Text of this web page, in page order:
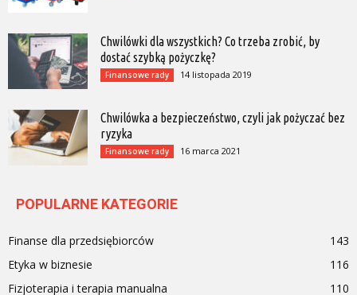
Chwilówki dla wszystkich? Co trzeba zrobić, by
dostać szybką pożyczkę?
Finansowe rady 14 listopada 2019
Chwilówka a bezpieczeństwo, czyli jak pożyczać bez
ryzyka
Finansowe rady 16 marca 2021
POPULARNE KATEGORIE
Finanse dla przedsiębiorców
143
Etyka w biznesie
116
Fizjoterapia i terapia manualna
110